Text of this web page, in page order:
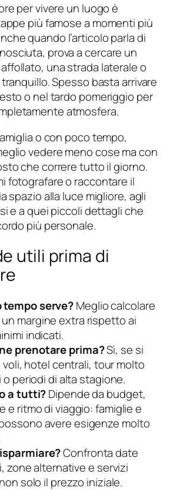
per vivere un luogo è
più famose a momenti più
quando l’articolo parla di
prova a cercare un
una strada laterale o
Spesso basta arrivare
o nel tardo pomeriggio per
atmosfera.
o con poco tempo,
vedere meno cose ma con
che correre tutto il giorno.
fotografare o raccontare il
spazio alla luce migliore, agli
e a quei piccoli dettagli che
più personale.
utili prima di
serve?Meglio calcolare
margine extra rispetto ai
indicati.
prenotare prima?Sì, se si
hotel centrali, tour molto
periodi di alta stagione.
a tutti?Dipende da budget,
e ritmo di viaggio: famiglie e
avere esigenze molto
Confronta date
zone alternative e servizi
solo il prezzo iniziale.